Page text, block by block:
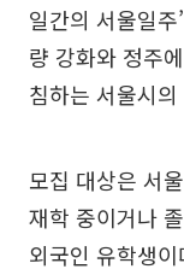
일간의 서울일
량 강화와 정주
침하는 서울시
모집 대상은 서
재학 중이거나
외국인 유학생